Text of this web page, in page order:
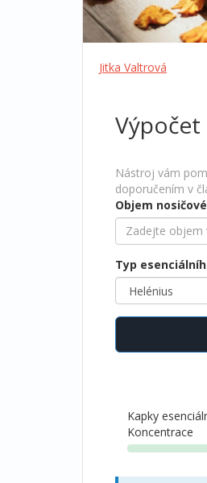
Jitka Valtrová
Nástroj vám
doporučením v
Objem
Typ
Kapky
Koncentrace